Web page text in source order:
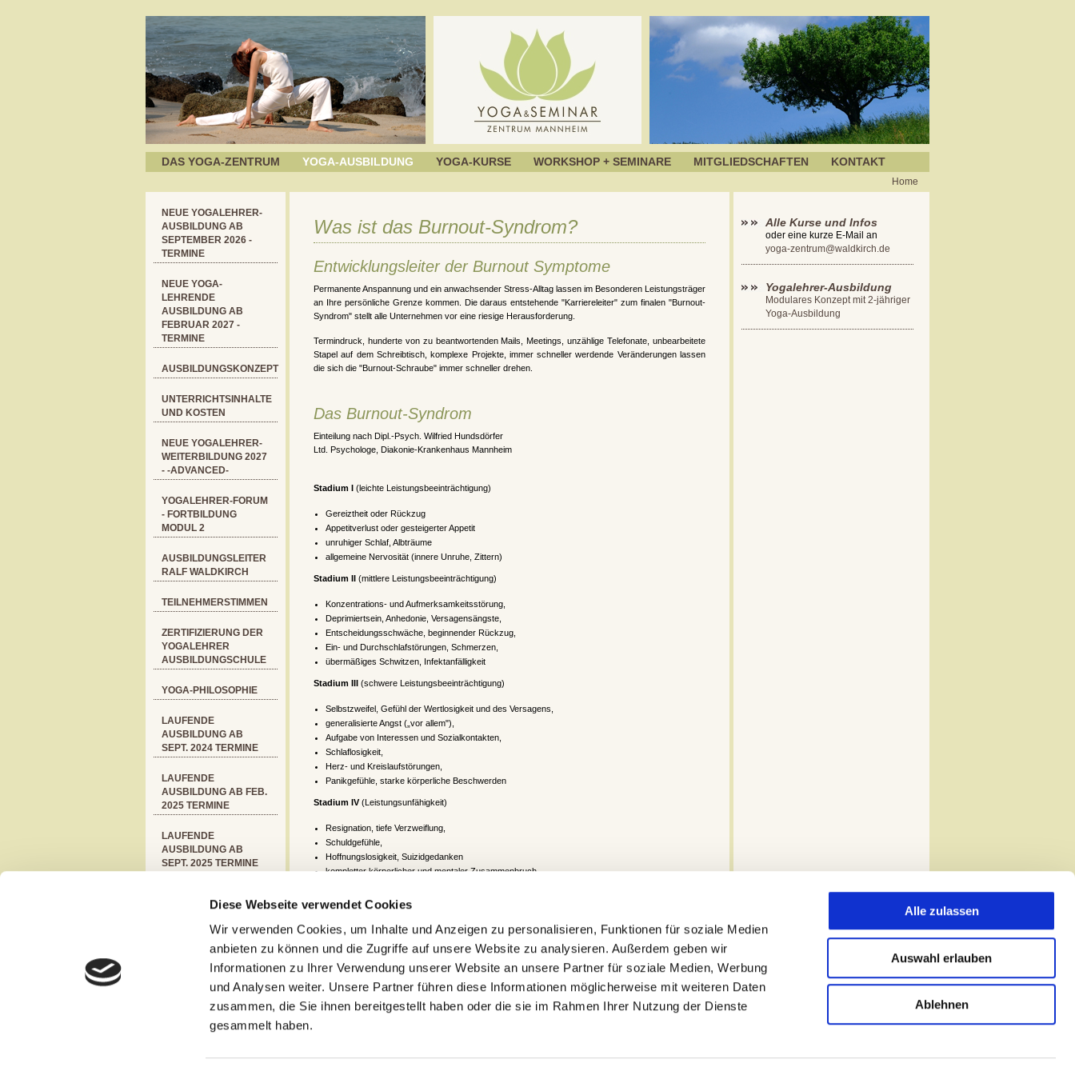
Diese Webseite verwendet Cookies
Wir verwenden Cookies, um Inhalte und Anzeigen zu personalisieren, Funktionen für soziale Medien
anbieten zu können und die Zugriffe auf unsere Website zu analysieren. Außerdem geben wir
Informationen zu Ihrer Verwendung unserer Website an unsere Partner für soziale Medien, Werbung
und Analysen weiter. Unsere Partner führen diese Informationen möglicherweise mit weiteren Daten
zusammen, die Sie ihnen bereitgestellt haben oder die sie im Rahmen Ihrer Nutzung der Dienste
gesammelt haben.
Alle zulassen
Auswahl erlauben
Ablehnen
DAS YOGA-ZENTRUM YOGA-AUSBILDUNG YOGA-KURSE WORKSHOP + SEMINARE MITGLIEDSCHAFTEN KONTAKT
Home
NEUE YOGALEHRER-
AUSBILDUNG AB
SEPTEMBER 2026 -
TERMINE
NEUE YOGA-
LEHRENDE
AUSBILDUNG AB
FEBRUAR 2027 -
TERMINE
AUSBILDUNGSKONZEPT
UNTERRICHTSINHALTE
UND KOSTEN
NEUE YOGALEHRER-
WEITERBILDUNG 2027
- -ADVANCED-
YOGALEHRER-FORUM
- FORTBILDUNG
MODUL 2
AUSBILDUNGSLEITER
RALF WALDKIRCH
TEILNEHMERSTIMMEN
ZERTIFIZIERUNG DER
YOGALEHRER
AUSBILDUNGSCHULE
YOGA-PHILOSOPHIE
LAUFENDE
AUSBILDUNG AB
SEPT. 2024 TERMINE
LAUFENDE
AUSBILDUNG AB FEB.
2025 TERMINE
LAUFENDE
AUSBILDUNG AB
SEPT. 2025 TERMINE
AUSBILDUNG AB FEB.
ADVANCED -
LAUFENDE
WEITERBILDUNG 2026
DIE ERFOLGREICHEN
YOGALEHRER
Was ist das Burnout-Syndrom?
Entwicklungsleiter der Burnout Symptome
Permanente Anspannung und ein anwachsender Stress-Alltag lassen im Besonderen Leistungsträger
an Ihre persönliche Grenze kommen. Die daraus entstehende "Karriereleiter" zum finalen "Burnout-
Syndrom" stellt alle Unternehmen vor eine riesige Herausforderung.
Termindruck, hunderte von zu beantwortenden Mails, Meetings, unzählige Telefonate, unbearbeitete
Stapel auf dem Schreibtisch, komplexe Projekte, immer schneller werdende Veränderungen lassen
die sich die "Burnout-Schraube" immer schneller drehen.
Das Burnout-Syndrom
Einteilung nach Dipl.-Psych. Wilfried Hundsdörfer
Ltd. Psychologe, Diakonie-Krankenhaus Mannheim
Stadium I (leichte Leistungsbeeinträchtigung)
Gereiztheit oder Rückzug
Appetitverlust oder gesteigerter Appetit
unruhiger Schlaf, Albträume
allgemeine Nervosität (innere Unruhe, Zittern)
Stadium II (mittlere Leistungsbeeinträchtigung)
Konzentrations- und Aufmerksamkeitsstörung,
Deprimiertsein, Anhedonie, Versagensängste,
Entscheidungsschwäche, beginnender Rückzug,
Ein- und Durchschlafstörungen, Schmerzen,
übermäßiges Schwitzen, Infektanfälligkeit
Stadium III (schwere Leistungsbeeinträchtigung)
Selbstzweifel, Gefühl der Wertlosigkeit und des Versagens,
generalisierte Angst („vor allem"),
Aufgabe von Interessen und Sozialkontakten,
Schlaflosigkeit,
Herz- und Kreislaufstörungen,
Panikgefühle, starke körperliche Beschwerden
Stadium IV(Leistungsunfähigkeit)
Resignation, tiefe Verzweiflung,
Schuldgefühle,
Hoffnungslosigkeit, Suizidgedanken
kompletter körperlicher und mentaler Zusammenbruch
Stressbelastung dank "Antistress-Yoga".
Alle Kurse und Infos
oder eine kurze E-Mail an
yoga-zentrum@waldkirch.de
Yogalehrer-Ausbildung
Modulares Konzept mit 2-jähriger
Yoga-Ausbildung